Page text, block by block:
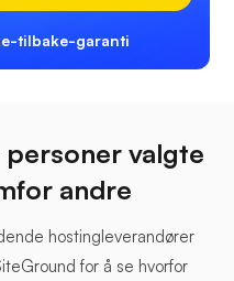
tilbake-garanti
valgte
andre
hostingleverandører
for å se hvorfor